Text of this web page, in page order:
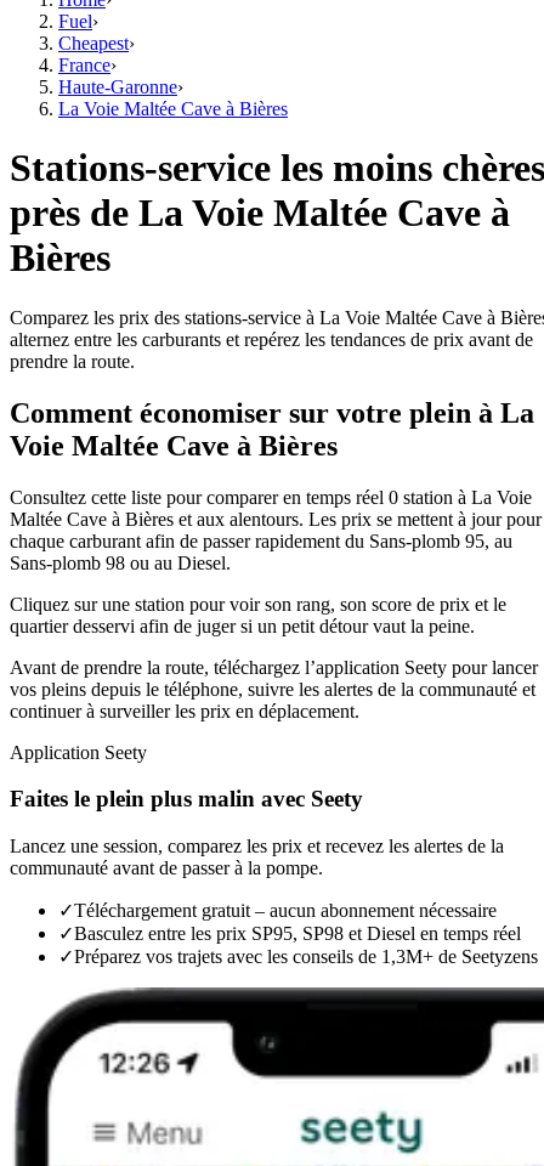
Fuel›
Cheapest›
France›
Haute-Garonne›
La Voie Maltée Cave à Bières
Stations-service les moins chères
près de La Voie Maltée Cave à
Bières
Comparez les prix des stations-service à La Voie Maltée Cave à
alternez entre les carburants et repérez les tendances de prix avant de
prendre la route.
Comment économiser sur votre plein à La
Voie Maltée Cave à Bières
Consultez cette liste pour comparer en temps réel 0 station à La Voie
Maltée Cave à Bières et aux alentours. Les prix se mettent à jour pour
chaque carburant afin de passer rapidement du Sans-plomb 95, au
Sans-plomb 98 ou au Diesel.
Cliquez sur une station pour voir son rang, son score de prix et le
quartier desservi afin de juger si un petit détour vaut la peine.
Avant de prendre la route, téléchargez l’application Seety pour lancer
vos pleins depuis le téléphone, suivre les alertes de la communauté et
continuer à surveiller les prix en déplacement.
Application Seety
Faites le plein plus malin avec Seety
Lancez une session, comparez les prix et recevez les alertes de la
communauté avant de passer à la pompe.
✓Téléchargement gratuit – aucun abonnement nécessaire
✓Basculez entre les prix SP95, SP98 et Diesel en temps réel
✓Préparez vos trajets avec les conseils de 1,3M+ de Seetyzens